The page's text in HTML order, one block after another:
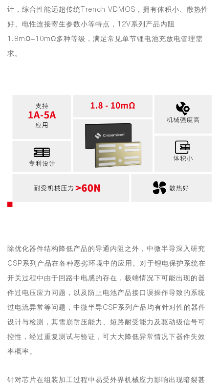
计，综合性能远超传统Trench VDMOS，拥有体积小、散热性
好、电性连接寄生参数小等特点，12V系列产品内阻
1.8mΩ-10mΩ多种等级，满足常见单节锂电池充放电管理需
求。
除优化器件结构降低产品的导通内阻之外，中微半导深入研究
CSP系列产品在各种恶劣环境中的应用。对于锂电保护系统在
开关过程中由于回路中电感的存在，极端情况下可能出现的器
件过电压应力问题 ，以及防止电池产品接口误操作导致的系统
过电流异常等问题 ，中微半导CSP系列产品均有针对性的器件
设计与检测，其雪崩耐压能力、短路耐受能力及驱动级信号可
控性，经过重复测试与验证，可大大降低异常情况下器件失效
率概率。
针对芯片在组装加工过程中易受外界机械应力影响出现暗裂甚